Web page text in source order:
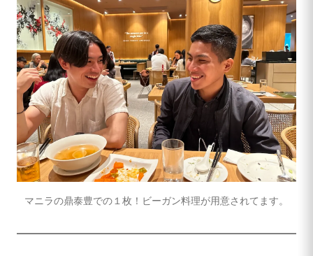
マニラの鼎泰豊での１枚！ビーガン料理が用意されてます。